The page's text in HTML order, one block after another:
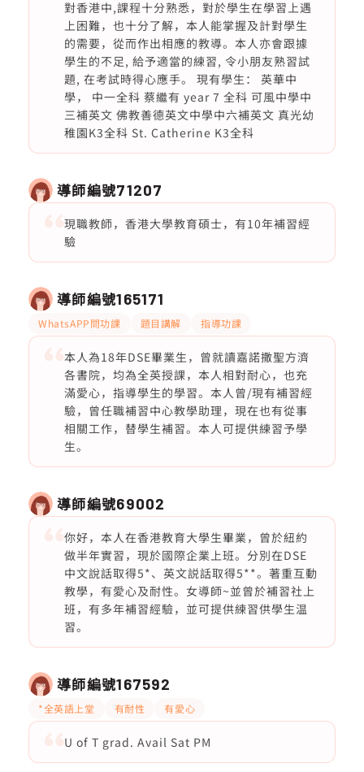
對香港中,課程十分熟悉，對於學生在學習上遇
上困難，也十分了解，本人能掌握及計對學生
的需要，從而作出相應的教導。本人亦會跟據
學生的不足, 給予適當的練習, 令小朋友熟習試
題, 在考試時得心應手。 現有學生： 英華中
學， 中一全科 蔡繼有 year 7 全科 可風中學中
三補英文 佛教善德英文中學中六補英文 真光幼
稚園K3全科 St. Catherine K3全科
導師編號71207
現職教師，香港大學教育碩士，有10年補習經
驗
導師編號165171
WhatsAPP問功課 題目講解 指導功課
本人為18年DSE畢業生，曾就讀嘉諾撒聖方濟
各書院，均為全英授課，本人相對耐心，也充
滿愛心，指導學生的學習。本人曾/現有補習經
驗，曾任職補習中心教學助理，現在也有從事
相關工作，替學生補習。本人可提供練習予學
生。
導師編號69002
你好，本人在香港教育大學生畢業，曾於紐約
做半年實習，現於國際企業上班。分別在DSE
中文說話取得5*、英文説話取得5**。著重互動
教學，有愛心及耐性。女導師~並曾於補習社上
班，有多年補習經驗，並可提供練習供學生温
習。
導師編號167592
*全英語上堂 有耐性 有愛心
U of T grad. Avail Sat PM